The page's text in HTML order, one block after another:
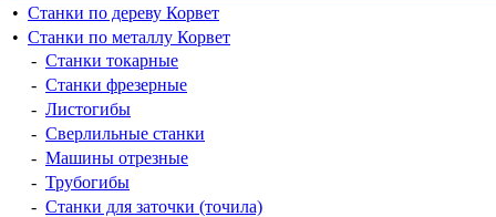
• Cтанки по дереву Корвет
• Станки по металлу Корвет
- Станки токарные
- Станки фрезерные
- Листогибы
- Сверлильные станки
- Машины отрезные
- Трубогибы
- Станки для заточки (точила)